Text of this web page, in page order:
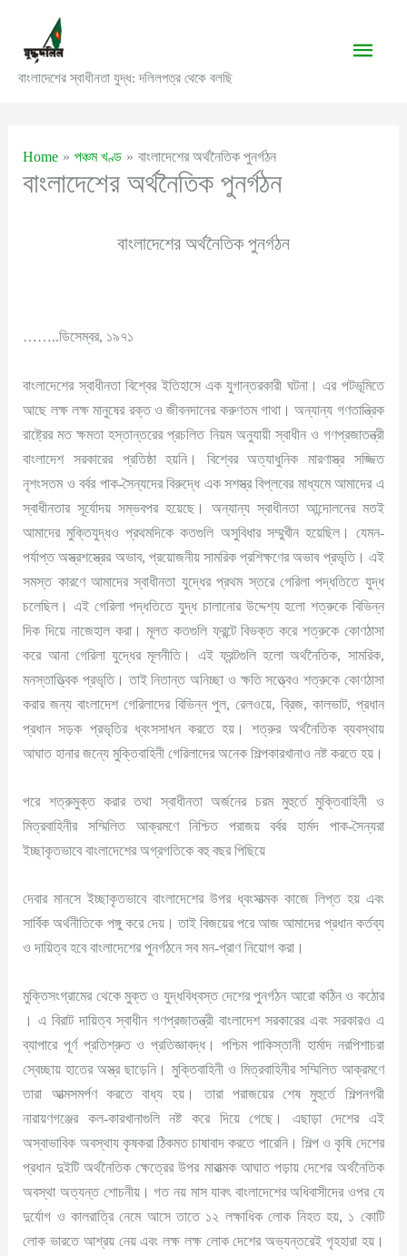
content
বাংলাদেশের স্বাধীনতা যুদ্ধ: দলিলপত্র থেকে বলছি
Main
Home পঞ্চম খণ্ড বাংলাদেশের অর্থনৈতিক পুনর্গঠন
বাংলাদেশের অর্থনৈতিক পুনর্গঠন
বাংলাদেশের অর্থনৈতিক পুনর্গঠন
……..ডিসেম্বর, ১৯৭১
বাংলাদেশের স্বাধীনতা বিশ্বের ইতিহাসে এক যুগান্তরকারী ঘটনা। এর পটভূমিতে
আছে লক্ষ লক্ষ মানুষের রক্ত ও জীবনদানের করুণতম গাথা। অন্যান্য গণতান্ত্রিক
রাষ্ট্রের মত ক্ষমতা হস্তান্তরের প্রচলিত নিয়ম অনুযায়ী স্বাধীন ও গণপ্রজাতন্ত্রী
বাংলাদেশ সরকারের প্রতিষ্ঠা হয়নি। বিশ্বের অত্যাধুনিক মারণাস্ত্র সজ্জিত
নৃশংসতম ও বর্বর পাক-সৈন্যদের বিরুদ্ধে এক সশস্ত্র বিপ্লবের মাধ্যমে আমাদের এ
স্বাধীনতার সূর্যোদয় সম্ভবপর হয়েছে। অন্যান্য স্বাধীনতা আন্দোলনের মতই
আমাদের মুক্তিযুদ্ধও প্রথমদিকে কতগুলি অসুবিধার সম্মুখীন হয়েছিল। যেমন-
পর্যাপ্ত অস্ত্রশস্ত্রের অভাব, প্রয়োজনীয় সামরিক প্রশিক্ষণের অভাব প্রভৃতি। এই
সমস্ত কারণে আমাদের স্বাধীনতা যুদ্ধের প্রথম স্তরে গেরিলা পদ্ধতিতে যুদ্ধ
চলেছিল। এই গেরিলা পদ্ধতিতে যুদ্ধ চালানোর উদ্দেশ্য হলো শত্রুকে বিভিন্ন
দিক দিয়ে নাজেহাল করা। মূলত কতগুলি ফ্রন্টে বিভক্ত করে শত্রুকে কোণঠাসা
করে আনা গেরিলা যুদ্ধের মূলনীতি। এই ফ্রন্টগুলি হলো অর্থনৈতিক, সামরিক,
মনস্তাত্ত্বিক প্রভৃতি। তাই নিতান্ত অনিচ্ছা ও ক্ষতি সত্ত্বেও শত্রুকে কোণঠাসা
করার জন্য বাংলাদেশ গেরিলাদের বিভিন্ন পুল, রেলওয়ে, ব্রিজ, কালভাট, প্রধান
প্রধান সড়ক প্রভৃতির ধ্বংসসাধন করতে হয়। শত্রুর অর্থনৈতিক ব্যবস্থায়
আঘাত হানার জন্যে মুক্তিবাহিনী গেরিলাদের অনেক শিল্পকারখানাও নষ্ট করতে হয়।
পরে শত্রুমুক্ত করার তথা স্বাধীনতা অর্জনের চরম মুহুর্তে মুক্তিবাহিনী ও
মিত্রবাহিনীর সম্মিলিত আক্রমণে নিশ্চিত পরাজয় বর্বর হার্মদ পাক-সৈন্যরা
ইচ্ছাকৃতভাবে বাংলাদেশের অগ্রগতিকে বহু বছর পিছিয়ে
দেবার মানসে ইচ্ছাকৃতভাবে বাংলাদেশের উপর ধ্বংসাত্মক কাজে লিপ্ত হয় এবং
সার্বিক অর্থনীতিকে পঙ্গু করে দেয়। তাই বিজয়ের পরে আজ আমাদের প্রধান কর্তব্য
ও দায়িত্ব হবে বাংলাদেশের পুনর্গঠনে সব মন-প্রাণ নিয়োগ করা।
মুক্তিসংগ্রামের থেকে মুক্ত ও যুদ্ধবিধ্বস্ত দেশের পুনর্গঠন আরো কঠিন ও কঠোর
। এ বিরাট দায়িত্ব স্বাধীন গণপ্রজাতন্ত্রী বাংলাদেশ সরকারের এবং সরকারও এ
ব্যাপারে পূর্ণ প্রতিশ্রুত ও প্রতিজ্ঞাবদ্ধ। পশ্চিম পাকিস্তানী হার্মাদ নরপিশাচরা
স্বেচ্ছায় হাতের অস্ত্র ছাড়েনি। মুক্তিবাহিনী ও মিত্রবাহিনীর সম্মিলিত আক্রমণে
তারা আত্মসমর্পণ করতে বাধ্য হয়। তারা পরাজয়ের শেষ মুহুর্তে শিল্পনগরী
নারায়ণগঞ্জের কল-কারখানাগুলি নষ্ট করে দিয়ে গেছে। এছাড়া দেশের এই
অস্বাভাবিক অবস্থায কৃষকরা ঠিকমত চাষাবাদ করতে পারেনি। শিল্প ও কৃষি দেশের
প্রধান দুইটি অর্থনৈতিক ক্ষেত্রের উপর মারাত্মক আঘাত পড়ায় দেশের অর্থনৈতিক
অবস্থা অত্যন্ত শোচনীয়। গত নয় মাস যাবৎ বাংলাদেশের অধিবাসীদের ওপর যে
দুর্যোগ ও কালরাত্রি নেমে আসে তাতে ১২ লক্ষাধিক লোক নিহত হয়, ১ কোটি
লোক ভারতে আশ্রয় নেয় এবং লক্ষ লক্ষ লোক দেশের অভ্যন্তরেই গৃহহারা হয়।